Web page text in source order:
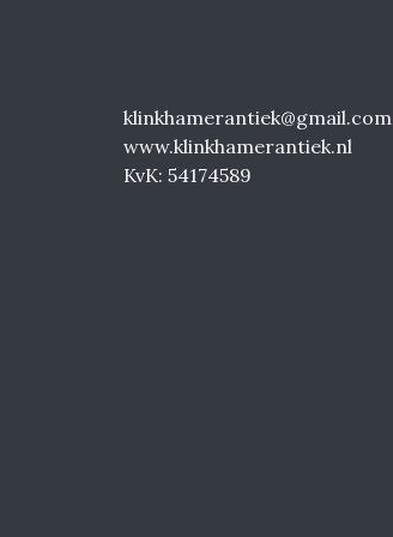
klinkhamerantiek@gmail.com
www.klinkhamerantiek.nl
KvK: 54174589